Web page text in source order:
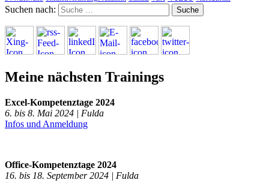
Suchen nach:
Meine nächsten Trainings
Excel-Kompetenztage 2024
6. bis 8. Mai 2024 | Fulda
Infos und Anmeldung
Office-Kompetenztage 2024
16. bis 18. September 2024 | Fulda